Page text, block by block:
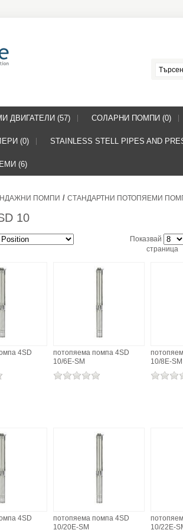
ДВИГАТЕЛИ (57) СОЛАРНИ ПОМПИ (0)
(0) STAINLESS STELL PIPES AND
(6)
ПОМПИ / СТАНДАРТНИ ПОТОПЯЕМИ
10
Показвай
страница
4SD
потопяема помпа 4SD
10/6E-SM
10/8E-SM
4SD
потопяема помпа 4SD
10/20E-SM
10/22E-